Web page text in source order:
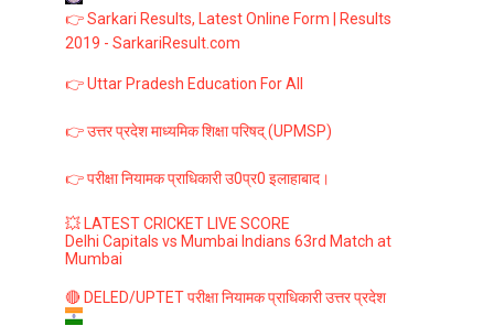
👉 Sarkari Results, Latest Online Form | Results
2019 - SarkariResult.com
👉 Uttar Pradesh Education For All
👉 उत्तर प्रदेश माध्यमिक शिक्षा परिषद् (UPMSP)
👉 परीक्षा नियामक प्राधिकारी उ0प्र0 इलाहाबाद।
💥 LATEST CRICKET LIVE SCORE
Delhi Capitals vs Mumbai Indians 63rd Match at
Mumbai
🔴 DELED/UPTET परीक्षा नियामक प्राधिकारी उत्तर प्रदेश